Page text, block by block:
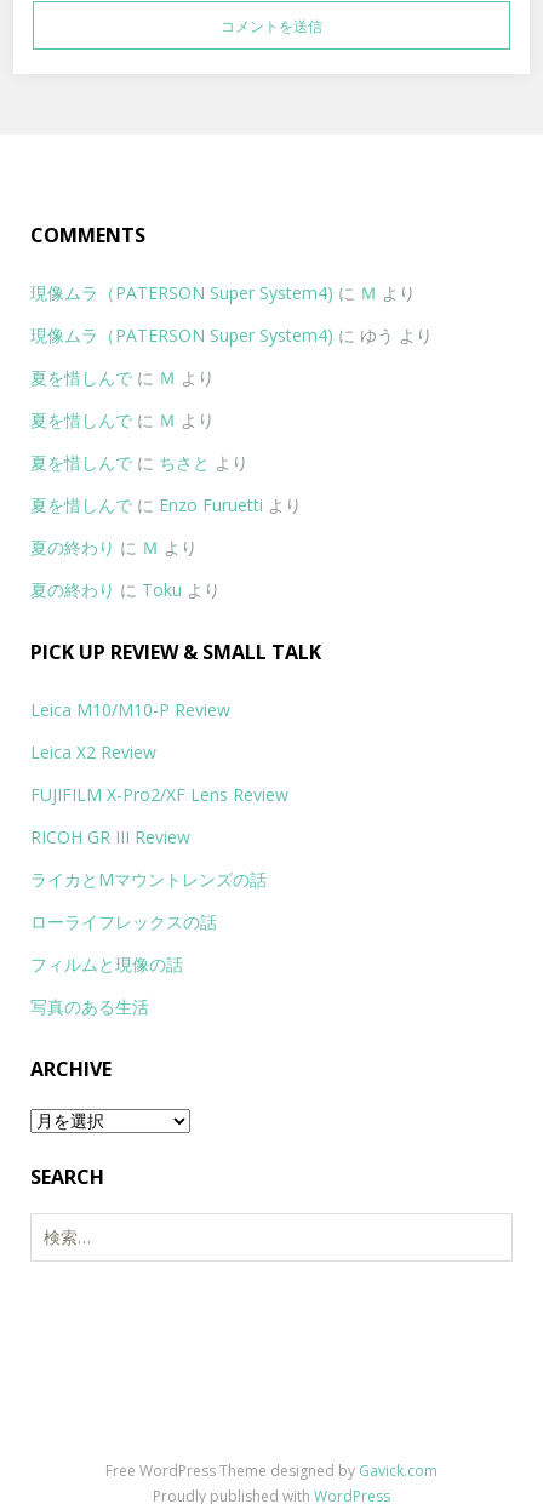
COMMENTS
現像ムラ（PATERSON Super System4) に Ｍ より
現像ムラ（PATERSON Super System4) に ゆう より
夏を惜しんで に Ｍ より
夏を惜しんで に Ｍ より
夏を惜しんで に ちさと より
夏を惜しんで に Enzo Furuetti より
夏の終わり に Ｍ より
夏の終わり に Toku より
PICK UP REVIEW & SMALL TALK
Leica M10/M10-P Review
Leica X2 Review
FUJIFILM X-Pro2/XF Lens Review
RICOH GR III Review
ライカとMマウントレンズの話
ローライフレックスの話
フィルムと現像の話
写真のある生活
ARCHIVE
Archive
SEARCH
索:
Free WordPress Theme designed by Gavick.com
Proudly published with WordPress